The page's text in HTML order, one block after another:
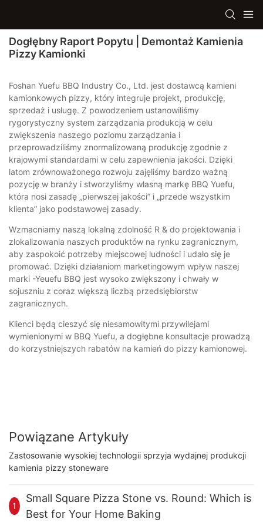
Dogłębny Raport Popytu | Demontaż Kamienia
Pizzy Kamionki
Foshan Yuefu BBQ Industry Co., Ltd. jest dostawcą kamieni
kamionkowych pizzy, który integruje projekt, produkcję,
sprzedaż i usługę. Z powodzeniem ustanowiliśmy
rygorystyczny system zarządzania produkcją w celu
zwiększenia naszego poziomu zarządzania i
przeprowadziliśmy znormalizowaną produkcję zgodnie z
krajowymi standardami w celu zapewnienia jakości. Dzięki
latom zrównoważonego rozwoju zajęliśmy bardzo ważną
pozycję w branży i stworzyliśmy własną markę BBQ Yuefu,
która nosi zasadę „pierwszej jakości” i „przede wszystkim
klienta” jako podstawowej zasady.
Wzmacniamy naszą lokalną zdolność R & do projektowania i
zlokalizowania naszych produktów na rynku zagranicznym,
aby zaspokoić potrzeby miejscowej ludności i udało się je
promować. Dzięki działaniom marketingowym wpływ naszej
marki -Yeuefu BBQ jest wysoko zwiększony i chwały w
sojuszniu z coraz większą liczbą przedsiębiorstw
zagranicznych.
Klienci będą cieszyć się niesamowitymi przywilejami
wymienionymi w BBQ Yuefu, a dogłębne konsultacje prowadzą
do korzystniejszych rabatów na kamień do pizzy kamionowej.
Powiązane Artykuły
Zastosowanie wysokiej technologii sprzyja wydajnej produkcji
kamienia pizzy stoneware
1
Small Square Pizza Stone vs. Round: Which is
Best for Your Home Baking